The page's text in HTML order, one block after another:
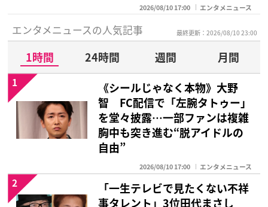
2026/08/10 17:00 エンタメニュース
エンタメニュースの人気記事 最終更新：2026/08/10 23:00
1時間 24時間 週間
月間
《シールじゃなく本物》大野
智 FC配信で「左腕タトゥー」
を堂々披露…一部ファンは複雑
胸中も突き進む“脱アイドルの
自由”
2026/08/10 17:00 エンタメニュース
1
「一生テレビで見たくない不祥
事タレント」3位田代まさし
2